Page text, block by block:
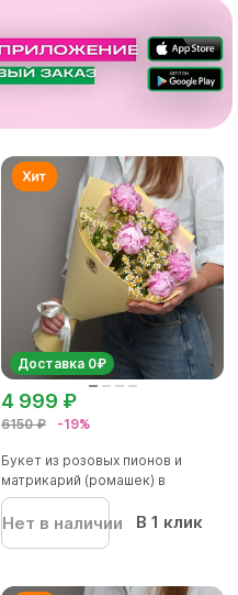
Доставка 0₽
6150 ₽ -19%
4 999 ₽
Букет из розовых пионов и
матрикарий (ромашек) в
фоамир...
Нет в наличии В 1 клик